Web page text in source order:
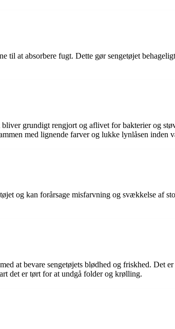
at absorbere fugt. Dette gør sengetøjet
grundigt rengjort og aflivet for bakterier og
med lignende farver og lukke lynlåsen inden
og kan forårsage misfarvning og svækkelse af
at bevare sengetøjets blødhed og friskhed. Det
det er tørt for at undgå folder og krølling.